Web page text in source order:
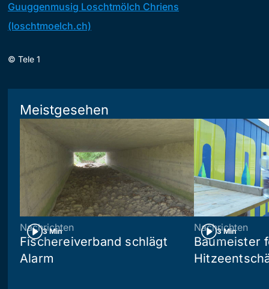
Guuggenmusig Loschtmölch Chriens
(loschtmoelch.ch)
© Tele 1
Meistgesehen
3 Min
Nachrichten
Fischereiverband schlägt
Alarm
3 Min
Nachrichten
Baumeister